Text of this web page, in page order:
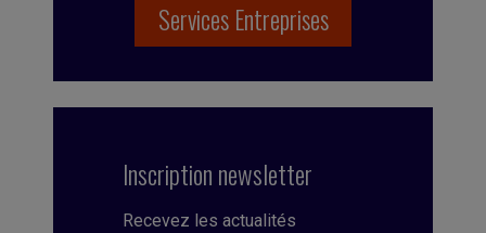
Services Entreprises
Inscription newsletter
Recevez les actualités